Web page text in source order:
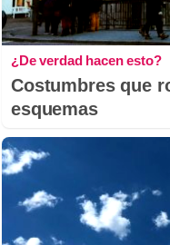
¿De verdad hacen esto?
Costumbres que
esquemas